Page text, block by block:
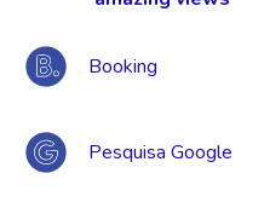
Booking
Pesquisa Google